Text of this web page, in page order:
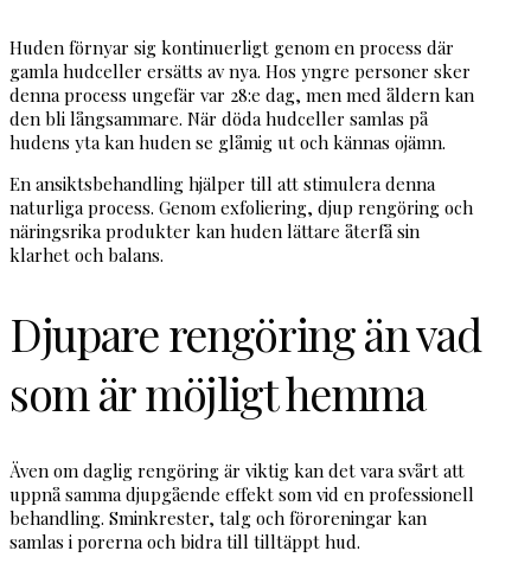
Huden förnyar sig kontinuerligt genom en process där
gamla hudceller ersätts av nya. Hos yngre personer sker
denna process ungefär var 28:e dag, men med åldern kan
den bli långsammare. När döda hudceller samlas på
hudens yta kan huden se glåmig ut och kännas ojämn.
En ansiktsbehandling hjälper till att stimulera denna
naturliga process. Genom exfoliering, djup rengöring och
näringsrika produkter kan huden lättare återfå sin
klarhet och balans.
Djupare rengöring än vad
som är möjligt hemma
Även om daglig rengöring är viktig kan det vara svårt att
uppnå samma djupgående effekt som vid en professionell
behandling. Sminkrester, talg och föroreningar kan
samlas i porerna och bidra till tilltäppt hud.